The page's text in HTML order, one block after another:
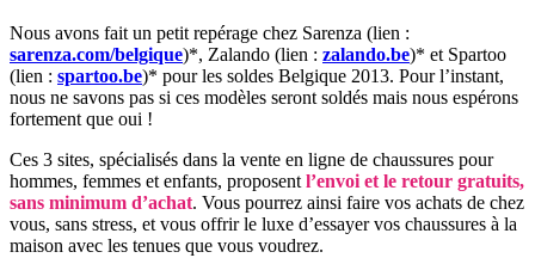
Nous avons fait un petit repérage chez Sarenza (lien :
sarenza.com/belgique)*, Zalando (lien : zalando.be)* et Spartoo
(lien : spartoo.be)* pour les soldes Belgique 2013. Pour l’instant,
nous ne savons pas si ces modèles seront soldés mais nous espérons
fortement que oui !
Ces 3 sites, spécialisés dans la vente en ligne de chaussures pour
hommes, femmes et enfants, proposentl’envoi et le retour gratuits,
sans minimum d’achat. Vous pourrez ainsi faire vos achats de chez
vous, sans stress, et vous offrir le luxe d’essayer vos chaussures à la
maison avec les tenues que vous voudrez.